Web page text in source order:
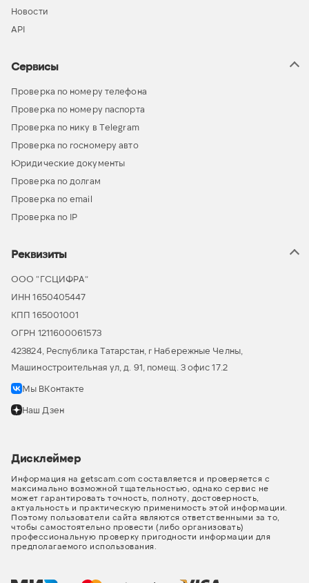
Новости
API
Сервисы
Проверка по номеру телефона
Проверка по номеру паспорта
Проверка по нику в Telegram
Проверка по госномеру авто
Юридические документы
Проверка по долгам
Проверка по email
Проверка по IP
Реквизиты
ООО “ГСЦИФРА”
ИНН 1650405447
КПП 165001001
ОГРН 1211600061573
423824, Республика Татарстан, г Набережные Челны,
Машиностроительная ул, д. 91, помещ. 3 офис 17.2
Мы ВКонтакте
Наш Дзен
Дисклеймер
Информация на getscam.com составляется и проверяется с
максимально возможной тщательностью, однако сервис не
может гарантировать точность, полноту, достоверность,
актуальность и практическую применимость этой информации.
Поэтому пользователи сайта являются ответственными за то,
чтобы самостоятельно провести (либо организовать)
профессиональную проверку пригодности информации для
предполагаемого использования.